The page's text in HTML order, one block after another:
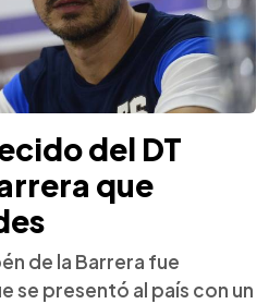
del DT
que
de la Barrera fue
se presentó al país con un